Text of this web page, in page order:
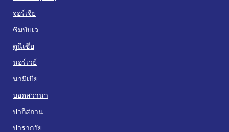
จอร์เจีย
ซิมบับเว
ตูนิเซีย
นอร์เวย์
นามิเบีย
บอตสวานา
ปากีสถาน
ปารากวัย